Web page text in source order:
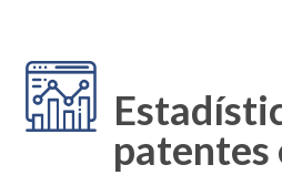
patentes